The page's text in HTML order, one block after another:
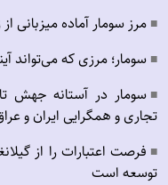
■ مرز سومار آماده میزبانی
■ سومار؛ مرزی که می‌تواند
■ سومار در آستانه جهش
تجاری و همگرایی ایران و
■ فرصت اعتبارات را از
توسعه است